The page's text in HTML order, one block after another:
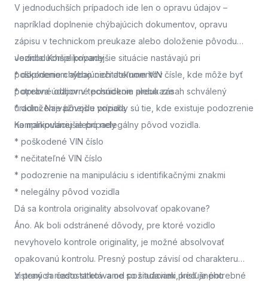
V jednoduchších prípadoch ide len o opravu údajov –
napríklad doplnenie chýbajúcich dokumentov, opravu
zápisu v technickom preukaze alebo doloženie pôvodu
vozidla. Komplikovanejšie situácie nastávajú pri
poškodenom alebo nečitateľnom VIN čísle, kde môže byť
potrebné odborné posúdenie alebo zásah schválený
úradmi. Najvážnejšie prípady sú tie, kde existuje podozrenie
na manipuláciu alebo nelegálny pôvod vozidla.
Jednoduchšie prípady
* doplnenie chýbajúcich dokumentov
* oprava údajov v technickom preukaze
* doloženie pôvodu vozidla
Komplikovanejšie prípady
* poškodené VIN číslo
* nečitateľné VIN číslo
* podozrenie na manipuláciu s identifikačnými znakmi
* nelegálny pôvod vozidla
Dá sa kontrola originality absolvovať opakovane?
Áno. Ak boli odstránené dôvody, pre ktoré vozidlo
nevyhovelo kontrole originality, je možné absolvovať
opakovanú kontrolu. Presný postup závisí od charakteru
zistených nedostatkov a od požiadaviek príslušného
V praxi sa často stretávame so situáciami, keď je potrebné